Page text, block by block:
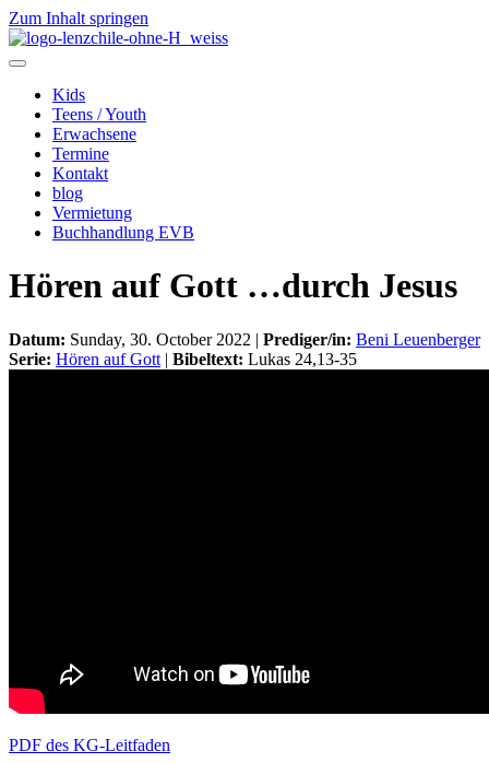
Zum Inhalt springen
Kids
Teens / Youth
Erwachsene
Termine
Kontakt
blog
Vermietung
Buchhandlung EVB
Hören auf Gott …durch Jesus
Datum: Sunday, 30. October 2022 | Prediger/in: Beni Leuenberger
Serie: Hören auf Gott | Bibeltext: Lukas 24,13-35
PDF des KG-Leitfaden